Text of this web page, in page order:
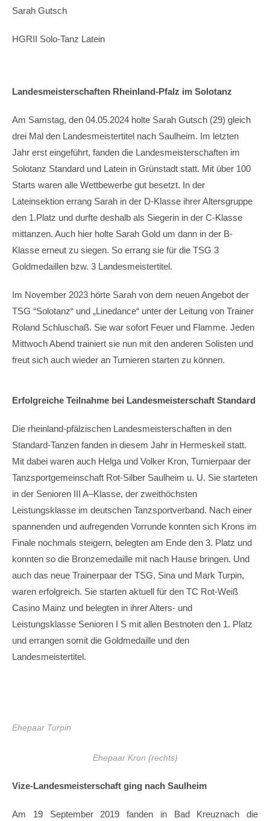
Sarah Gutsch
HGRII Solo-Tanz Latein
Landesmeisterschaften Rheinland-Pfalz im Solotanz
Am Samstag, den 04.05.2024 holte Sarah Gutsch (29) gleich
drei Mal den Landesmeistertitel nach Saulheim. Im letzten
Jahr erst eingeführt, fanden die Landesmeisterschaften im
Solotanz Standard und Latein in Grünstadt statt. Mit über 100
Starts waren alle Wettbewerbe gut besetzt. In der
Lateinsektion errang Sarah in der D-Klasse ihrer Altersgruppe
den 1.Platz und durfte deshalb als Siegerin in der C-Klasse
mittanzen. Auch hier holte Sarah Gold um dann in der B-
Klasse erneut zu siegen. So errang sie für die TSG 3
Goldmedaillen bzw. 3 Landesmeistertitel.
Im November 2023 hörte Sarah von dem neuen Angebot der
TSG “Solotanz“ und „Linedance“ unter der Leitung von Trainer
Roland Schluschaß. Sie war sofort Feuer und Flamme. Jeden
Mittwoch Abend trainiert sie nun mit den anderen Solisten und
freut sich auch wieder an Turnieren starten zu können.
Erfolgreiche Teilnahme bei Landesmeisterschaft Standard
Die rheinland-pfälzischen Landesmeisterschaften in den
Standard-Tanzen fanden in diesem Jahr in Hermeskeil statt.
Mit dabei waren auch Helga und Volker Kron, Turnierpaar der
Tanzsportgemeinschaft Rot-Silber Saulheim u. U. Sie starteten
in der Senioren III A–Klasse, der zweithöchsten
Leistungsklasse im deutschen Tanzsportverband. Nach einer
spannenden und aufregenden Vorrunde konnten sich Krons im
Finale nochmals steigern, belegten am Ende den 3. Platz und
konnten so die Bronzemedaille mit nach Hause bringen. Und
auch das neue Trainerpaar der TSG, Sina und Mark Turpin,
waren erfolgreich. Sie starten aktuell für den TC Rot-Weiß
Casino Mainz und belegten in ihrer Alters- und
Leistungsklasse Senioren I S mit allen Bestnoten den 1. Platz
und errangen somit die Goldmedaille und den
Landesmeistertitel.
Ehepaar Turpin
Ehepaar Kron (rechts)
Vize-Landesmeisterschaft ging nach Saulheim
Am 19 September 2019 fanden in Bad Kreuznach die